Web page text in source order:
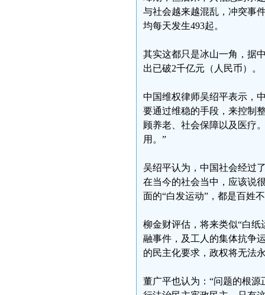
与社会越来越混乱，冲突事
均每天发生493起。
其实这都只是冰山一角，据
出已破2千亿元（人民币）。
中国维权律师吴绍平表示，
要通过维稳的手段，来控制
顾养老、社会保障以及医疗
用。”
吴绍平认为，中国社会经过
在当今的社会当中，应该说
面的“白发运动”，都是百姓
柳金财评估，将来类似“白
融事件，及工人的集体抗争
的民主化要求，政权将无法
董广平也认为：“问题的根